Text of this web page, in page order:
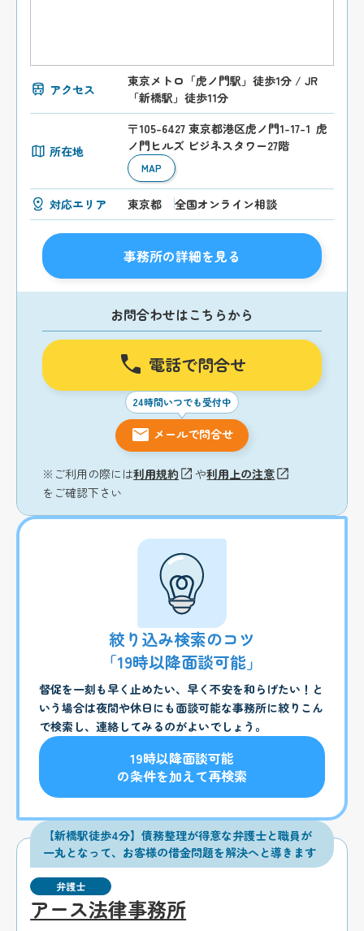
アクセス
東京メトロ「虎ノ門駅」徒歩1分 / JR
「新橋駅」徒歩11分
所在地
〒105-6427 東京都港区虎ノ門1-17-1 虎
ノ門ヒルズ ビジネスタワー27階
MAP
対応エリア 東京都 全国オンライン相談
事務所の詳細を見る
お問合わせはこちらから
電話で問合せ
24時間いつでも受付中
メールで問合せ
※ご利用の際には利用規約 や利用上の注意
をご確認下さい
絞り込み検索のコツ
「19時以降面談可能」
督促を一刻も早く止めたい、早く不安を和らげたい！と
いう場合は夜間や休日にも面談可能な事務所に絞りこん
で検索し、連絡してみるのがよいでしょう。
19時以降面談可能
の条件を加えて再検索
【新橋駅徒歩4分】債務整理が得意な弁護士と職員が
一丸となって、お客様の借金問題を解決へと導きます
弁護士
アース法律事務所